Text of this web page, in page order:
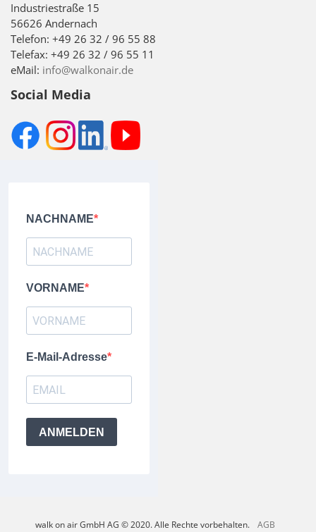
Industriestraße 15
56626 Andernach
Telefon: +49 26 32 / 96 55 88
Telefax: +49 26 32 / 96 55 11
eMail: info@walkonair.de
Social Media
NACHNAME
VORNAME
E-Mail-Adresse
ANMELDEN
walk on air GmbH AG © 2020. Alle Rechte vorbehalten. AGB